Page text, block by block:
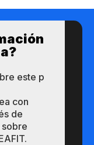
este​ p​
con
de